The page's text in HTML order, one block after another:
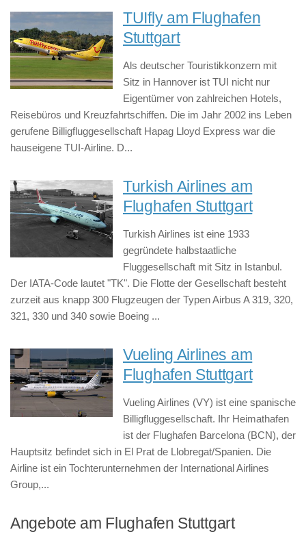
TUIfly am Flughafen
Stuttgart
Als deutscher Touristikkonzern mit
Sitz in Hannover ist TUI nicht nur
Eigentümer von zahlreichen Hotels,
Reisebüros und Kreuzfahrtschiffen. Die im Jahr 2002 ins Leben
gerufene Billigfluggesellschaft Hapag Lloyd Express war die
hauseigene TUI-Airline. D...
Turkish Airlines am
Flughafen Stuttgart
Turkish Airlines ist eine 1933
gegründete halbstaatliche
Fluggesellschaft mit Sitz in Istanbul.
Der IATA-Code lautet "TK". Die Flotte der Gesellschaft besteht
zurzeit aus knapp 300 Flugzeugen der Typen Airbus A 319, 320,
321, 330 und 340 sowie Boeing ...
Vueling Airlines am
Flughafen Stuttgart
Vueling Airlines (VY) ist eine spanische
Billigfluggesellschaft. Ihr Heimathafen
ist der Flughafen Barcelona (BCN), der
Hauptsitz befindet sich in El Prat de Llobregat/Spanien. Die
Airline ist ein Tochterunternehmen der International Airlines
Group,...
Angebote am Flughafen Stuttgart